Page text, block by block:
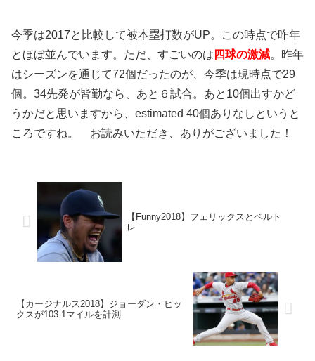
今季は2017と比較して被本塁打数がUP。この時点で昨年
とほぼ並んでいます。ただ、すごいのは 四球の激減。昨年
はシーズンを通じて72個だったのが、今季は現時点で29
個。34先発が皆勤なら、あと６試合。あと10個出すかど
うかだと思いますから、estimated 40個ありなしというと
ころですね。 お読みいただき、ありがございました！
【Funny2018】フェリックスとベルト
レ
【カージナルス2018】ジョーダン・ヒッ
クスが103.1マイルを計測